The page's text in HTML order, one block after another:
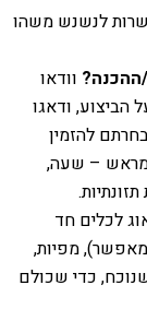
לנשנש משהו
ההכנה? וודאו
ודאגו
להזמין
מראש – שעה,
לכלים חד
מפיות,
כדי שכולם